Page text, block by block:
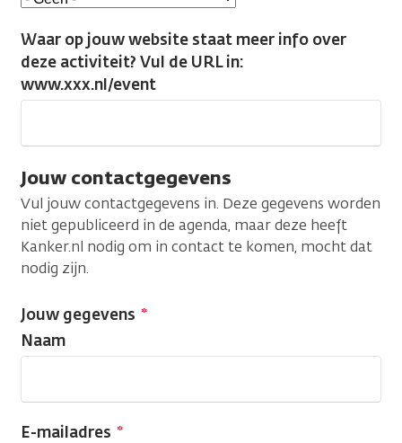
Waar op jouw website staat meer info over
deze activiteit? Vul de URL in:
www.xxx.nl/event
Jouw contactgegevens
Vul jouw contactgegevens in. Deze gegevens worden
niet gepubliceerd in de agenda, maar deze heeft
Kanker.nl nodig om in contact te komen, mocht dat
nodig zijn.
Jouw gegevens
Naam
E-mailadres